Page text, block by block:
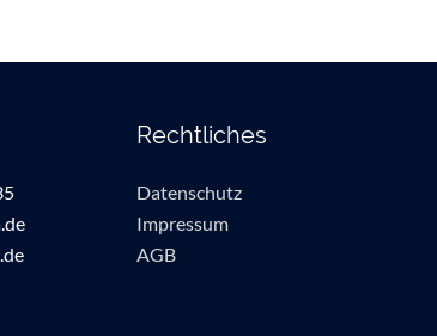
Rechtliches
Datenschutz
Impressum
AGB